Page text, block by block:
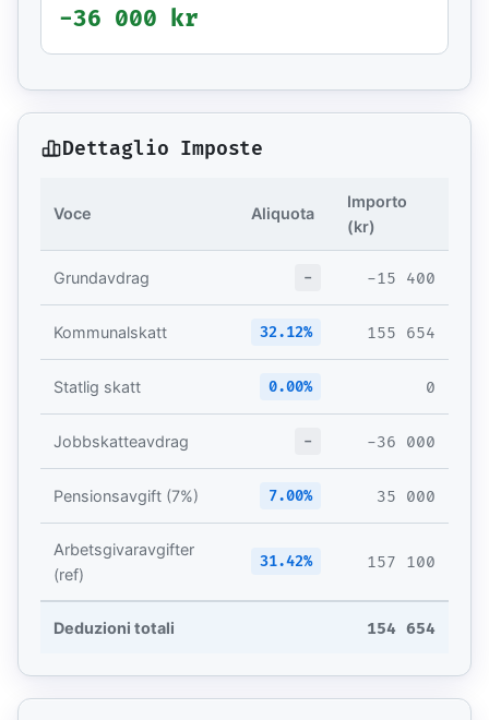
-36 000 kr
Dettaglio Imposte
Voce Aliquota
Importo
(kr)
Grundavdrag - -15 400
Kommunalskatt 32.12% 155 654
Statlig skatt 0.00% 0
Jobbskatteavdrag - -36 000
Pensionsavgift (7%) 7.00% 35 000
Arbetsgivaravgifter
(ref)
31.42% 157 100
Deduzioni totali 154 654